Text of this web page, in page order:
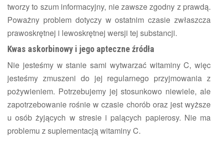
tworzy to szum informacyjny, nie zawsze zgodny z prawdą.
Poważny problem dotyczy w ostatnim czasie zwłaszcza
prawoskrętnej i lewoskrętnej wersji tej substancji.
Kwas askorbinowy i jego apteczne źródła
Nie jesteśmy w stanie sami wytwarzać witaminy C, więc
jesteśmy zmuszeni do jej regularnego przyjmowania z
pożywieniem. Potrzebujemy jej stosunkowo niewiele, ale
zapotrzebowanie rośnie w czasie chorób oraz jest wyższe
u osób żyjących w stresie i palących papierosy. Nie ma
problemu z suplementacją witaminy C.